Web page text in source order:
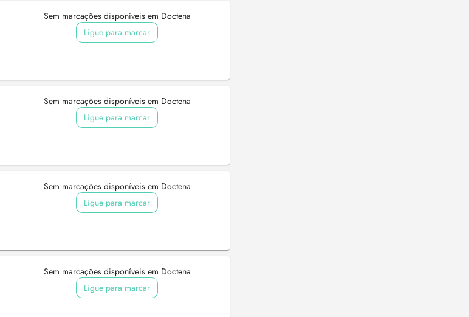
Sem marcações disponíveis em Doctena
Ligue para marcar
Sem marcações disponíveis em Doctena
Ligue para marcar
Sem marcações disponíveis em Doctena
Ligue para marcar
Sem marcações disponíveis em Doctena
Ligue para marcar